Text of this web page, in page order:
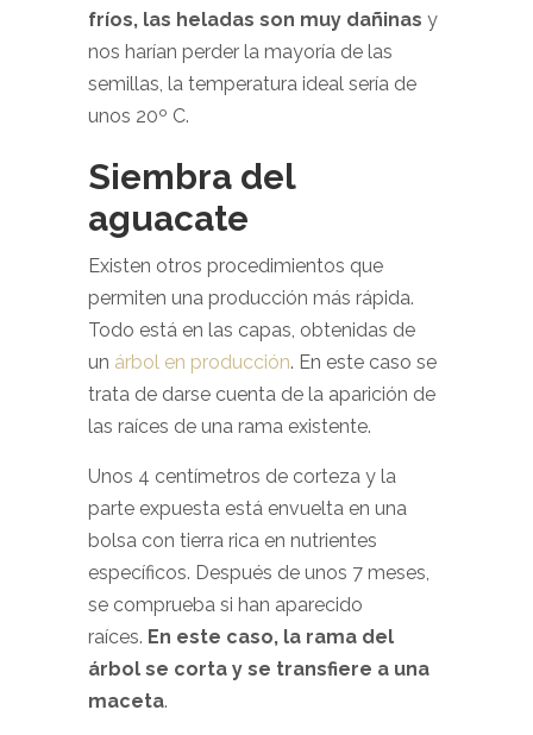
fríos, las heladas son muy dañinas y
nos harían perder la mayoría de las
semillas, la temperatura ideal sería de
unos 20º C.
Siembra del
aguacate
Existen otros procedimientos que
permiten una producción más rápida.
Todo está en las capas, obtenidas de
un árbol en producción. En este caso se
trata de darse cuenta de la aparición de
las raíces de una rama existente.
Unos 4 centímetros de corteza y la
parte expuesta está envuelta en una
bolsa con tierra rica en nutrientes
específicos. Después de unos 7 meses,
se comprueba si han aparecido
raíces. En este caso, la rama del
árbol se corta y se transfiere a una
maceta.